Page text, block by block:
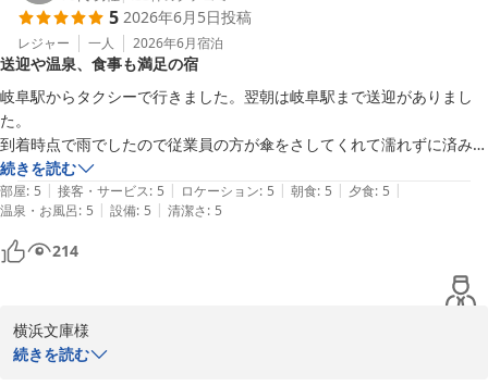
スタッフの対応につきましても笑顔や気配りをお褒めいただき心よ
り感謝申し上げます。
当館で大切にしております｢つかず離れず｣のおもてなしを感じてい
またご夕食では珍しい食材との出会いや出汁を活かしたお料理をお
楽しみいただけたとのこと、調理スタッフにとりましても何よりの
励みでございます。
日々のお疲れを少しでも癒していただけましたなら幸いでございま
す。
大浴場に備えております杖や浴槽用椅子にも目を留めていただきあ
りがとうございます。
ご高齢のお客様にも安心してお過ごしいただけるようこれからもよ
5 2026年6月5日投稿
レジャー 一人 2026年6月宿泊
送迎や温泉、食事も満足の宿
岐阜駅からタクシーで行きました。翌朝は岐阜駅まで送迎がありまし
た。
到着時点で雨でしたので従業員の方が傘をさしてくれて濡れずに済みま
した。チェックインも態度、言葉遣いも丁寧で部屋まで案内、説明して
いただいた従業員の方も丁寧でした。
部屋は十分広く清潔でリラックスできました。
早速温泉の三種類の湯に入り、夕食までゆったりできました。
鵜飼を申し込んでいたため早めの夕食を済ませましたが大変に美味しい
昨年は別のホテルでしたがタクシーで鵜飼船乗り場まで行きましたが、
今回は十八楼の裏から鵜飼船に乗れて楽でした。
朝食はバイキングでしたが料理種類が多く美味しく頂きました。
続きを読む
部屋: 5 | 接客・サービス: 5 | ロケーション: 5 | 朝食: 5 | 夕食: 5 |
温泉・お風呂: 5 | 設備: 5 | 清潔さ: 5
214
横浜文庫様
続きを読む